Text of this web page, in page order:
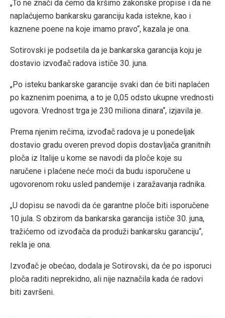
„To ne znači da ćemo da kršimo zakonske propise i da ne
naplaćujemo bankarsku garanciju kada istekne, kao i
kaznene poene na koje imamo pravo“, kazala je ona.
Sotirovski je podsetila da je bankarska garancija koju je
dostavio izvođač radova ističe 30. juna.
„Po isteku bankarske garancije svaki dan će biti naplaćen
po kaznenim poenima, a to je 0,05 odsto ukupne vrednosti
ugovora. Vrednost trga je 230 miliona dinara“, izjavila je.
Prema njenim rečima, izvođač radova je u ponedeljak
dostavio gradu overen prevod dopis dostavljača granitnih
ploča iz Italije u kome se navodi da ploče koje su
naručene i plaćene neće moći da budu isporučene u
ugovorenom roku usled pandemije i zaražavanja radnika.
„U dopisu se navodi da će garantne ploče biti isporučene
10 jula. S obzirom da bankarska garancija ističe 30. juna,
tražićemo od izvođača da produži bankarsku garanciju“,
rekla je ona.
Izvođač je obećao, dodala je Sotirovski, da će po isporuci
ploča raditi neprekidno, ali nije naznačila kada će radovi
biti završeni.